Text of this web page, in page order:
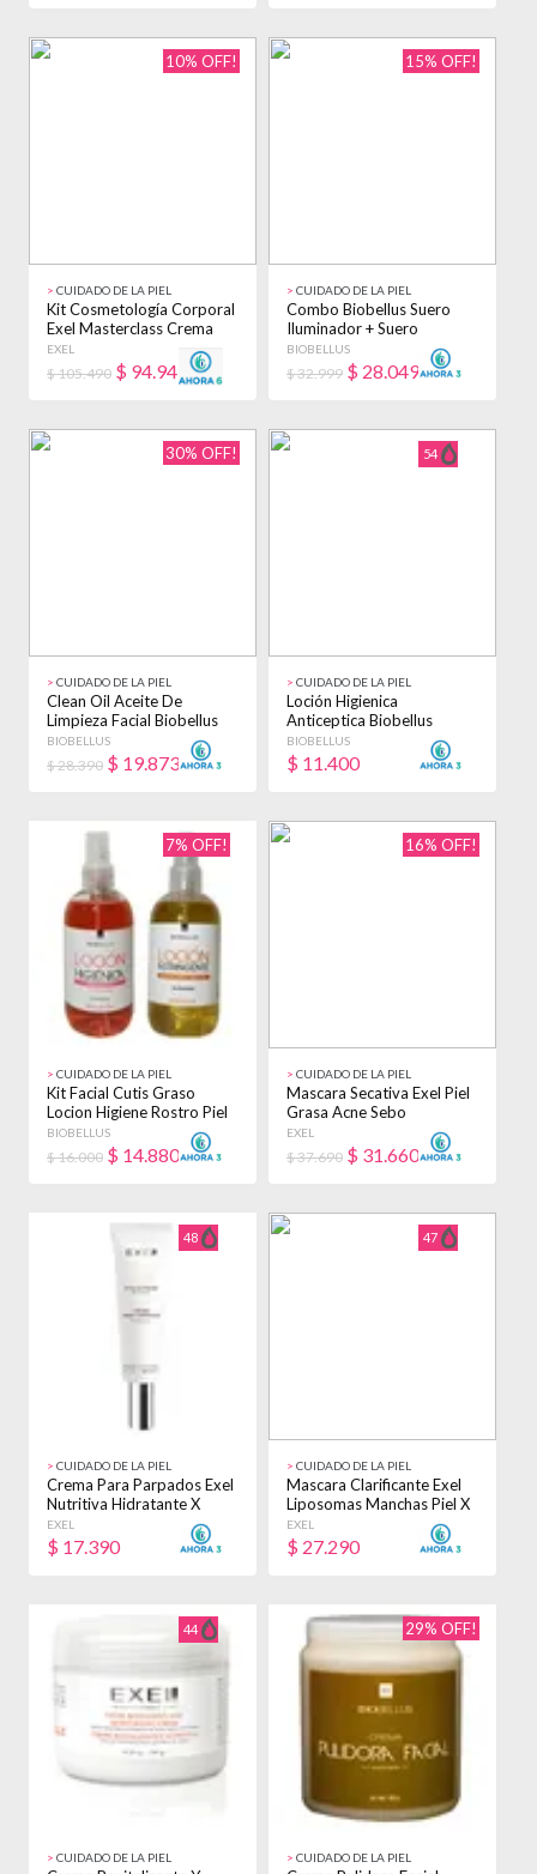
10% OFF!
> CUIDADO DE LA PIEL
Kit Cosmetología Corporal
Exel Masterclass Crema
Combo
EXEL
$ 105.490 $ 94.941
15% OFF!
> CUIDADO DE LA PIEL
Combo Biobellus Suero
Iluminador + Suero
Niacinamida Mixta
Día/noche
BIOBELLUS
$ 32.999 $ 28.049
30% OFF!
> CUIDADO DE LA PIEL
Clean Oil Aceite De
Limpieza Facial Biobellus
100ml Mixta Noche
BIOBELLUS
$ 28.390 $ 19.873
54
> CUIDADO DE LA PIEL
Loción Higienica
Anticeptica Biobellus
500ml Pedicuría No
BIOBELLUS
$ 11.400
7% OFF!
> CUIDADO DE LA PIEL
Kit Facial Cutis Graso
Locion Higiene Rostro Piel
Biobellus
BIOBELLUS
$ 16.000 $ 14.880
16% OFF!
> CUIDADO DE LA PIEL
Mascara Secativa Exel Piel
Grasa Acne Sebo
Regulador X 250g Acneica
EXEL
$ 37.690 $ 31.660
48
> CUIDADO DE LA PIEL
Crema Para Parpados Exel
Nutritiva Hidratante X
30ml Todo Tipo De Piel
Día/noche
EXEL
$ 17.390
47
> CUIDADO DE LA PIEL
Mascara Clarificante Exel
Liposomas Manchas Piel X
150ml Con Manchas
EXEL
$ 27.290
44
> CUIDADO DE LA PIEL
29% OFF!
> CUIDADO DE LA PIEL